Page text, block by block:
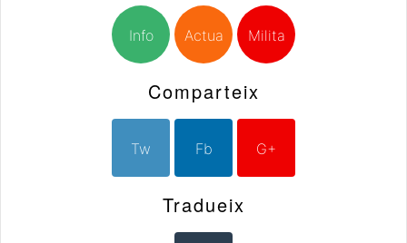
Info Actua Milita
Comparteix
Tw Fb G+
Tradueix